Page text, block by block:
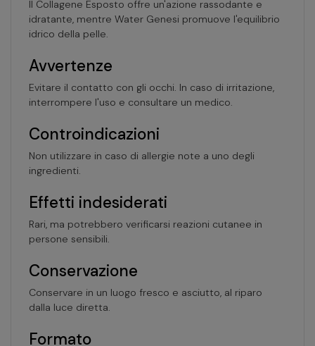
Il Collagene Esposto offre un'azione rassodante e
idratante, mentre Water Genesi promuove l'equilibrio
idrico della pelle.
Avvertenze
Evitare il contatto con gli occhi. In caso di irritazione,
interrompere l'uso e consultare un medico.
Controindicazioni
Non utilizzare in caso di allergie note a uno degli
ingredienti.
Effetti indesiderati
Rari, ma potrebbero verificarsi reazioni cutanee in
persone sensibili.
Conservazione
Conservare in un luogo fresco e asciutto, al riparo
dalla luce diretta.
Formato